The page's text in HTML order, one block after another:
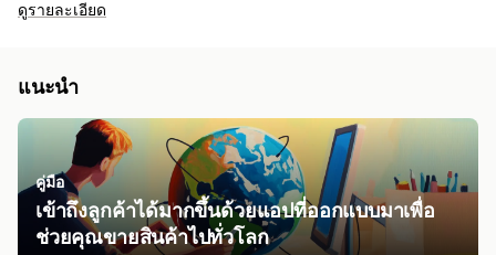
ดูรายละเอียด
แนะนำ
คู่มือ
เข้าถึงลูกค้าได้มากขึ้นด้วยแอปที่ออกแบบมาเพื่อ
ช่วยคุณขายสินค้าไปทั่วโลก